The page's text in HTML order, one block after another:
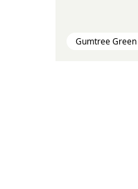
Gumtree Green